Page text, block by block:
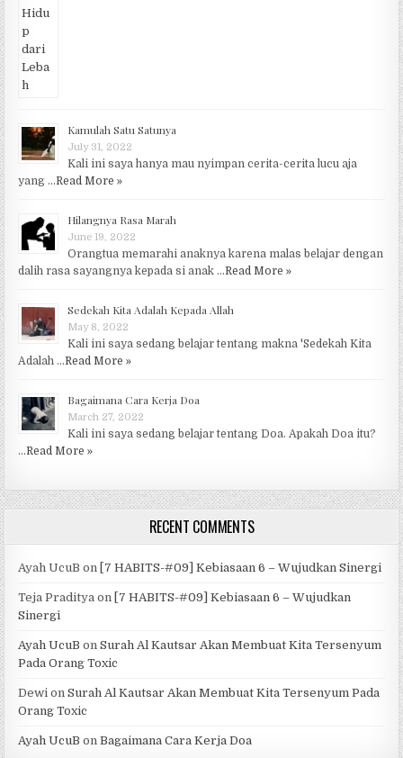
Kamulah Satu Satunya
July 31, 2022
Kali ini saya hanya mau nyimpan cerita-cerita lucu aja
yang …Read More »
Hilangnya Rasa Marah
June 19, 2022
Orangtua memarahi anaknya karena malas belajar dengan
dalih rasa sayangnya kepada si anak …Read More »
Sedekah Kita Adalah Kepada Allah
May 8, 2022
Kali ini saya sedang belajar tentang makna 'Sedekah Kita
Adalah …Read More »
Bagaimana Cara Kerja Doa
March 27, 2022
Kali ini saya sedang belajar tentang Doa. Apakah Doa itu?
…Read More »
RECENT COMMENTS
Ayah UcuB on [7 HABITS-#09] Kebiasaan 6 – Wujudkan Sinergi
Teja Praditya on [7 HABITS-#09] Kebiasaan 6 – Wujudkan
Sinergi
Ayah UcuB onSurah Al Kautsar Akan Membuat Kita Tersenyum
Pada Orang Toxic
Dewi onSurah Al Kautsar Akan Membuat Kita Tersenyum Pada
Orang Toxic
Ayah UcuB onBagaimana Cara Kerja Doa